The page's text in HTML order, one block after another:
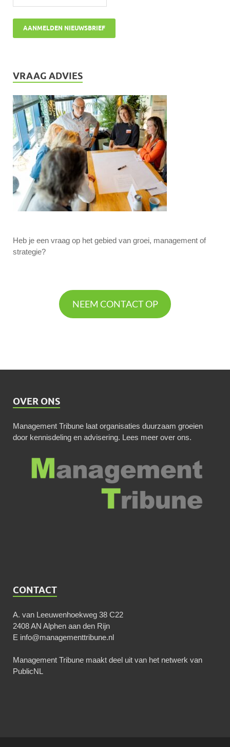
VRAAG ADVIES
Heb je een vraag op het gebied van groei, management of
strategie?
NEEM CONTACT OP
OVER ONS
Management Tribune laat organisaties duurzaam groeien
door kennisdeling en advisering. Lees meer over ons.
CONTACT
A. van Leeuwenhoekweg 38 C22
2408 AN Alphen aan den Rijn
E info@managementtribune.nl
Management Tribune maakt deel uit van het netwerk van
PublicNL